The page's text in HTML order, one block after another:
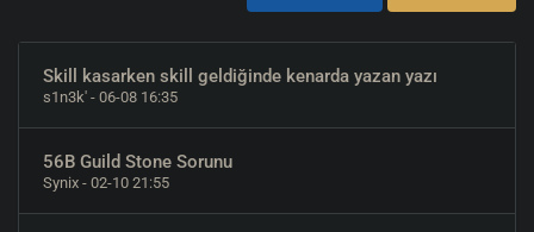
Skill kasarken skill geldiğinde kenarda yazan yazı
s1n3k' - 06-08 16:35
56B Guild Stone Sorunu
Synix - 02-10 21:55